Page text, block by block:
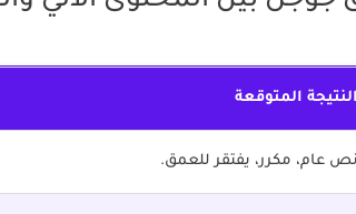
النتيجة المتوقعة
نص عام، مكرر، يفتقر للعمق.